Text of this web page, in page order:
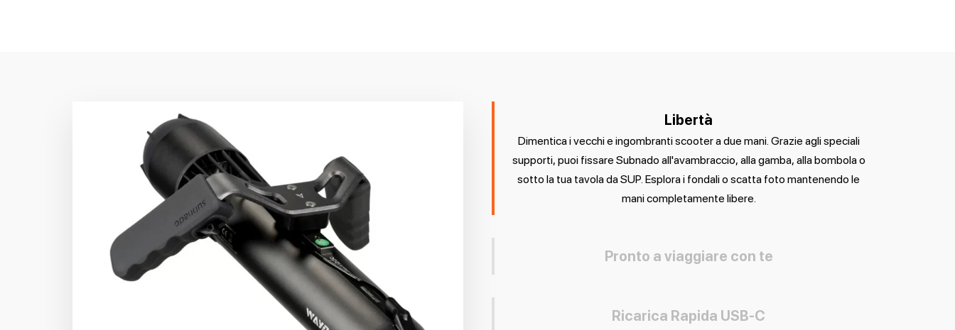
Libertà
Dimentica i vecchi e ingombranti scooter a due mani. Grazie agli speciali
supporti, puoi fissare Subnado all'avambraccio, alla gamba, alla bombola o
sotto la tua tavola da SUP. Esplora i fondali o scatta foto mantenendo le
mani completamente libere.
Pronto a viaggiare con te
Ricarica Rapida USB-C